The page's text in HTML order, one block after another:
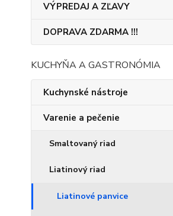
VÝPREDAJ A ZĽAVY
DOPRAVA ZDARMA !!!
KUCHYŇA A GASTRONÓMIA
Kuchynské nástroje
Varenie a pečenie
Smaltovaný riad
Liatinový riad
Liatinové panvice